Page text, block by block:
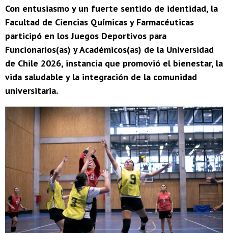
Con entusiasmo y un fuerte sentido de identidad, la
Facultad de Ciencias Químicas y Farmacéuticas
participó en los Juegos Deportivos para
Funcionarios(as) y Académicos(as) de la Universidad
de Chile 2026, instancia que promovió el bienestar, la
vida saludable y la integración de la comunidad
universitaria.